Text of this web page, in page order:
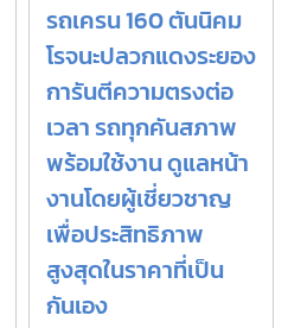
รถเครน 160 ตันนิคม
โรจนะปลวกแดงระยอง
การันตีความตรงต่อ
เวลา รถทุกคันสภาพ
พร้อมใช้งาน ดูแลหน้า
งานโดยผู้เชี่ยวชาญ
เพื่อประสิทธิภาพ
สูงสุดในราคาที่เป็น
กันเอง